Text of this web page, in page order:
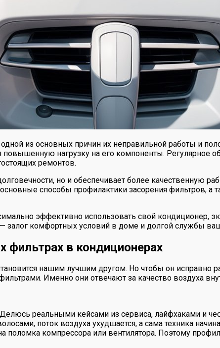
из основных причин их неправильной работы и
нагрузку на его компоненты. Регулярное
ремонтов.
но и обеспечивает более качественную
способы профилактики засорения фильтров, а
эффективно использовать свой кондиционер,
комфортных условий в доме и долгой службы
в кондиционерах
нашим лучшим другом. Но чтобы он
Именно они отвечают за качество воздуха
реальными кейсами из сервиса, лайфхаками и
поток воздуха ухудшается, а сама техника
компрессора или вентилятора. Поэтому